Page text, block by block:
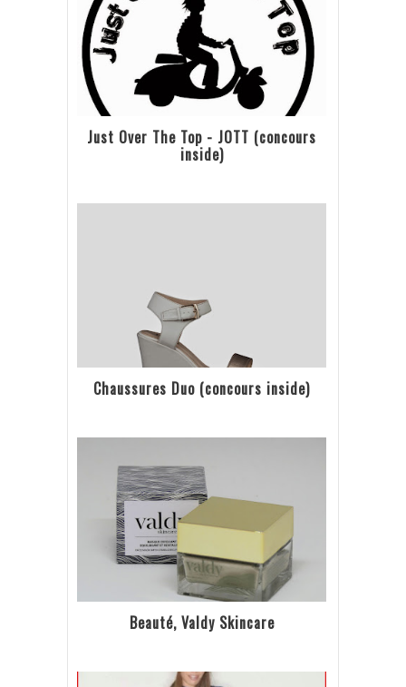
Just Over The Top - JOTT (concours
inside)
Chaussures Duo (concours inside)
Beauté, Valdy Skincare